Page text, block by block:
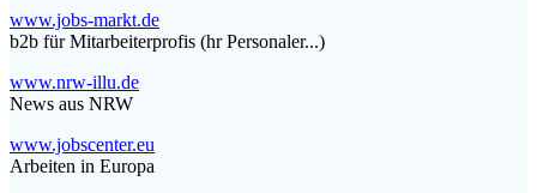
www.jobs-markt.de
b2b für Mitarbeiterprofis (hr Personaler...)
www.nrw-illu.de
News aus NRW
www.jobscenter.eu
Arbeiten in Europa